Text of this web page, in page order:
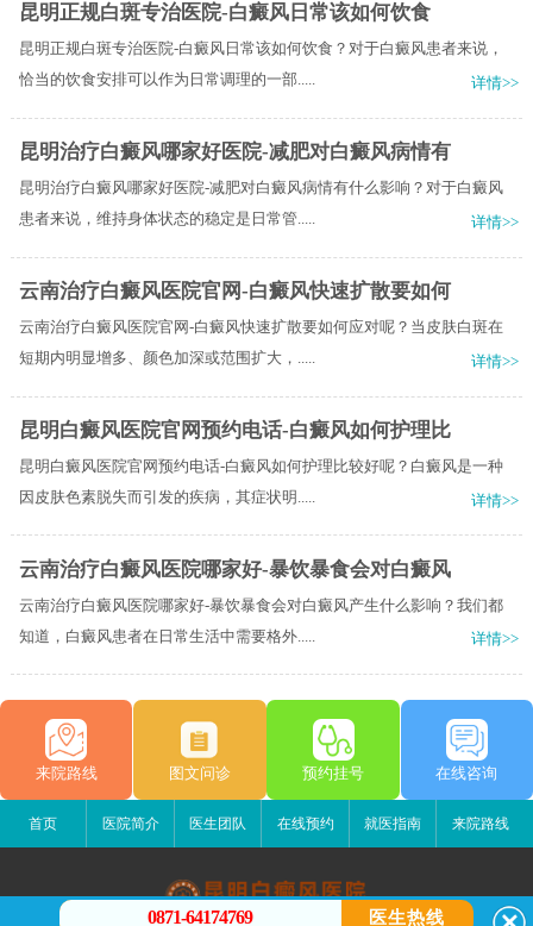
昆明正规白斑专治医院-白癜风日常该如何饮食
昆明正规白斑专治医院-白癜风日常该如何饮食？对于白癜风患者来说，
恰当的饮食安排可以作为日常调理的一部.....
详情>>
昆明治疗白癜风哪家好医院-减肥对白癜风病情有
昆明治疗白癜风哪家好医院-减肥对白癜风病情有什么影响？对于白癜风
患者来说，维持身体状态的稳定是日常管.....
详情>>
云南治疗白癜风医院官网-白癜风快速扩散要如何
云南治疗白癜风医院官网-白癜风快速扩散要如何应对呢？当皮肤白斑在
短期内明显增多、颜色加深或范围扩大，.....
详情>>
昆明白癜风医院官网预约电话-白癜风如何护理比
昆明白癜风医院官网预约电话-白癜风如何护理比较好呢？白癜风是一种
因皮肤色素脱失而引发的疾病，其症状明.....
详情>>
云南治疗白癜风医院哪家好-暴饮暴食会对白癜风
云南治疗白癜风医院哪家好-暴饮暴食会对白癜风产生什么影响？我们都
知道，白癜风患者在日常生活中需要格外.....
详情>>
来院路线 图文问诊 预约挂号 在线咨询
首页 医院简介 医生团队 在线预约 就医指南 来院路线
0871-64174769 医生热线